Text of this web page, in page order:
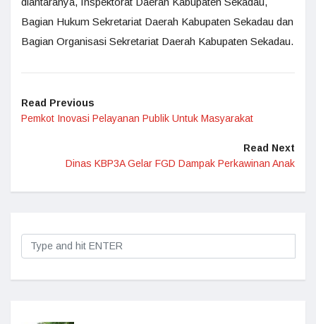
Bagian Hukum Sekretariat Daerah Kabupaten Sekadau dan
Bagian Organisasi Sekretariat Daerah Kabupaten Sekadau.
Read Previous
Pemkot Inovasi Pelayanan Publik Untuk Masyarakat
Read Next
Dinas KBP3A Gelar FGD Dampak Perkawinan Anak